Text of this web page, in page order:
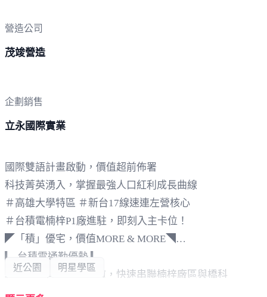
營造公司
茂竣營造
企劃銷售
立永國際實業
國際雙語計畫啟動，價值超前佈署
科技菁英湧入，掌握最強人口紅利成長曲線
＃高雄大學特區 ＃新台17線速連左營核心
＃台積電楠梓P1廠進駐，即刻入主卡位！
◤「積」優宅，價值MORE & MORE◥
▎ 台積電通勤優勢 ▎
轉出家門直達藍田大道，快速串聯楠梓廠區與橋科
▎複製竹科房價模式 ▎
近公園 明星學區